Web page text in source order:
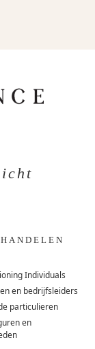
Individuals
en bedrijfsleiders
particulieren
en